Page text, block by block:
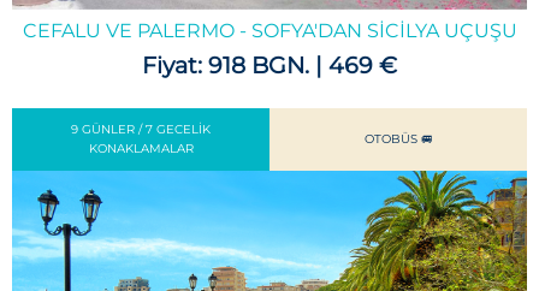
CEFALU VE PALERMO - SOFYA'DAN SICILYA UÇUŞU
Fiyat: 918 BGN. | 469 €
9 GÜNLER / 7 GECELIK
KONAKLAMALAR
OTOBÜS 🚐